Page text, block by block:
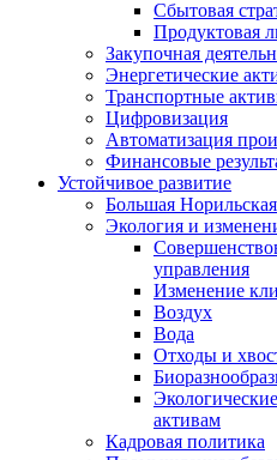
Сбытовая
Продуктовая
Закупочная
Энергетические
Транспортные
Цифровизация
Автоматизация
Финансовые
Устойчивое развитие
Большая
Экология и
управления
Изменение
Воздух
Вода
Отходы и
активам
Кадровая политика